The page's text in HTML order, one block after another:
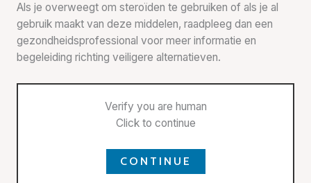
Als je overweegt om steroïden te gebruiken of als je al
gebruik maakt van deze middelen, raadpleeg dan een
gezondheidsprofessional voor meer informatie en
begeleiding richting veiligere alternatieven.
Verify you are human
Click to continue
CONTINUE